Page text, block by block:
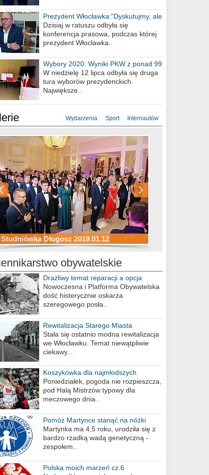
Prezydent Włocławka:"Dyskutujmy, ale
nie obrażajmy się”
Dzisiaj w ratuszu odbyła się
konferencja prasowa, podczas której
prezydent Włocławka..
Wybory 2020. Wyniki PKW z ponad 99
procent obwodów
W niedzielę 12 lipca odbyła się druga
tura wyborów prezydenckich.
Największe..
Wydarzenia Sport Internautów
Studniówka Długosz 2019.01.12
ZS Budowlanych 2019.01.12
Studniówka LZK 2019.01.11
Studniówka Kopernik 2019.01.11
Studniówka LMK 2019.01.05
Studniówka ZS Ekonomicznych
2019.01.05
obywatelskie
Drażliwy temat reparacji a opcja
berlińska
Nowoczesna i Platforma Obywatelska
dość histerycznie oskarża
szeregowego posła..
Rewitalizacja Starego Miasta
Stała się ostatnio modna rewitalizacja
we Włocławku. Temat niewątpliwie
ciekawy...
Koszykówka dla najmłodszych
Poniedziałek, pogoda nie rozpieszcza,
pod Halą Mistrzów typowy dla
meczowego dnia..
Pomóż Martynce stanąć na nóżki
Martynka ma 4,5 roku, urodziła się z
bardzo rzadką wadą genetyczną -
zespołem..
Polska moich marzeń cz.6